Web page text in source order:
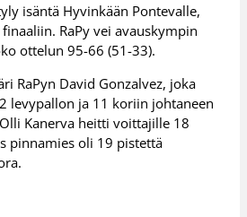
isäntä Hyvinkään Pontevalle,
RaPy vei avauskympin
ottelun 95-66 (51-33).
RaPyn David Gonzalvez, joka
levypallon ja 11 koriin johtaneen
Kanerva heitti voittajille 18
pinnamies oli 19 pistettä